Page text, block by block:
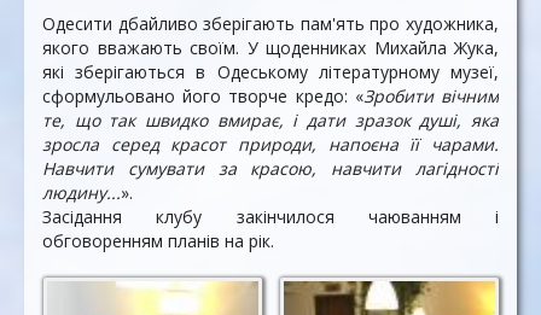
Одесити дбайливо зберігають пам'ять про художника,
якого вважають своїм. У щоденниках Михайла Жука,
які зберігаються в Одеському літературному музеї,
сформульовано його творче кредо: «Зробити вічним
те, що так швидко вмирає, і дати зразок душі, яка
зросла серед красот природи, напоєна її чарами.
Навчити сумувати за красою, навчити лагідності
людину...».
Засідання клубу закінчилося чаюванням і
обговоренням планів на рік.